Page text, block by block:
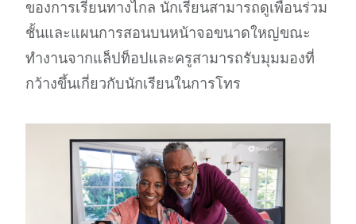
ของการเรียนทางไกล นักเรียนสามารถดูเพื่อนร่วม
ชั้นและแผนการสอนบนหน้าจอขนาดใหญ่ขณะ
ทำงานจากแล็ปท็อปและครูสามารถรับมุมมองที่
กว้างขึ้นเกี่ยวกับนักเรียนในการโทร